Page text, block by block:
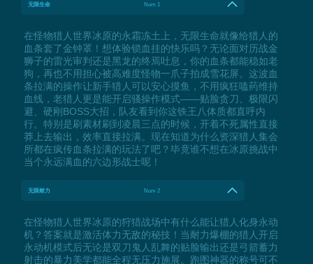
无限生命 Num 1
在怪物猎人世界冰原的永霜冻土上，无限生命就像给猎人的
血条套了金钟罩！想体验锁血挂的快乐吗？无论面对历战金
狮子的雷光审判还是黑龙的终焉吐息，你的血条都能稳如老
狗，再也不用担心被高难度怪物一爪子拍成雪花屏。这波血
条拉满的操作让新手猎人可以安心摸鱼，不用疯狂嗑药维持
血线，老猎人更是能开启骚操作模式——贴脸贪刀、极限闪
避、硬刚BOSS大招，队友看到你这铁王八体质都直呼内
行。特别是刷素材刷到凌晨三点的时候，开着不死属性直接
莽上去输出，效率直接拉满。现在知道为什么资深猎人集会
所都在疯传血条拉满的玩法了吧？毕竟谁不想在冰原挑战中
当个永远满血的六边形战士呢！
无限耐力 Num 2
在怪物猎人世界冰原的狩猎战场中有什么能让猎人化身永动
机？答案就是激活体力无敌的秘技！当耐力爆棚的猎人开启
永动机模式后无论是双刀鬼人乱舞的贴脸输出还是弓箭蓄力
射击的暴力美学都能全程无压力施展。跑图神器的称号可不